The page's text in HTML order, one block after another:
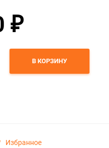
₽
В КОРЗИНУ
Избранное